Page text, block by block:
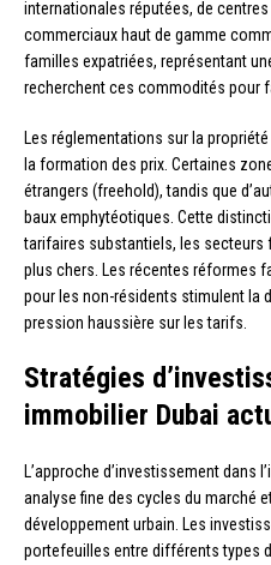
internationales réputées, de
commerciaux haut de gamme
familles expatriées, représentant
recherchent ces commodités pour
Les réglementations sur la
la formation des prix. Certaines
étrangers (freehold), tandis que
baux emphytéotiques. Cette
tarifaires substantiels, les
plus chers. Les récentes réformes
pour les non-résidents stimulent la
pression haussière sur les tarifs.
Stratégies
immobilier Dubai
L’approche d’investissement dans
analyse fine des cycles du marché
développement urbain. Les
portefeuilles entre différents types